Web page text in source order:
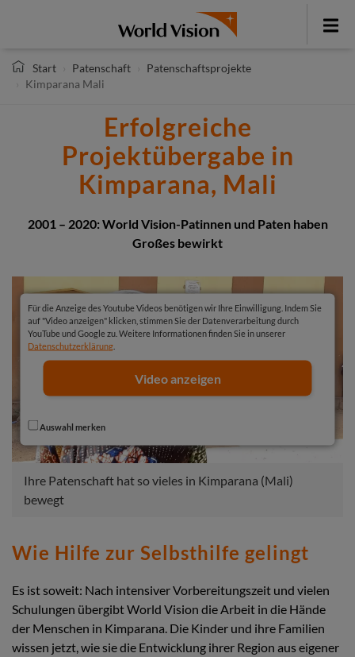
Toggle
Start
Patenschaft
Patenschaftsprojekte
Kimparana Mali
Erfolgreiche
Projektübergabe in
Kimparana, Mali
2001 – 2020: World Vision-Patinnen und Paten haben
Großes bewirkt
Für die Anzeige des Youtube Videos benötigen wir Ihre Einwilligung. Indem Sie
auf "Video anzeigen" klicken, stimmen Sie der Datenverarbeitung durch
YouTube und Google zu. Weitere Informationen finden Sie in unserer
Datenschutzerklärung
Video anzeigen
Auswahl merken
Ihre Patenschaft hat so vieles in Kimparana (Mali)
bewegt
Wie Hilfe zur Selbsthilfe gelingt
Es ist soweit: Nach intensiver Vorbereitungszeit und vielen
Schulungen übergibt World Vision die Arbeit in die Hände
der Menschen in Kimparana. Die Kinder und ihre Familien
wissen jetzt, wie sie die Entwicklung ihrer Region aus eigener